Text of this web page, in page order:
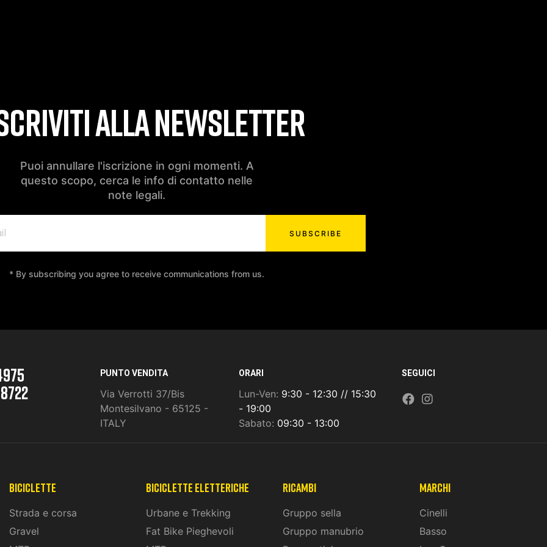
ALLA NEWSLETTER
Puoi annullare l'iscrizione in ogni momenti. A
questo scopo, cerca le info di contatto nelle
note legali.
SUBSCRIBE
* By subscribing you agree to receive communications from us.
PUNTO VENDITA
Via Verrotti 37/Bis
Montesilvano - 65125 -
ITALY
ORARI
Lun-Ven: 9:30 - 12:30 // 15:30
- 19:00
Sabato: 09:30 - 13:00
SEGUICI
Biciclette
Strada e corsa
Gravel
biciclette eletteriche
Urbane e Trekking
Fat Bike Pieghevoli
ricambi
Gruppo sella
Gruppo manubrio
marchi
Cinelli
Basso